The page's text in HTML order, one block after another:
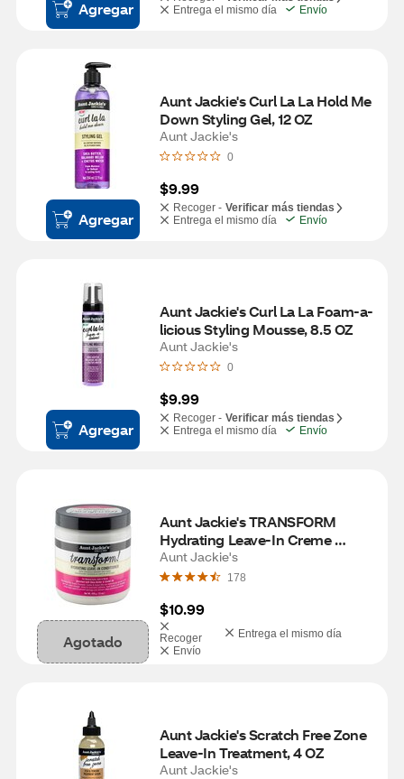
Agregar
Entrega el mismo día
Envío
Agregar
Aunt Jackie's Curl La La Hold Me
Down Styling Gel, 12 OZ
Aunt Jackie's
0
$9.99
Recoger - Verificar más tiendas
Entrega el mismo día
Envío
Agregar
Aunt Jackie's Curl La La Foam-a-
licious Styling Mousse, 8.5 OZ
Aunt Jackie's
0
$9.99
Recoger - Verificar más tiendas
Entrega el mismo día
Envío
Agotado
Aunt Jackie's TRANSFORM
Hydrating Leave-In Creme
Conditioner, 15 OZ
Aunt Jackie's
178
$10.99
Recoger
Entrega el mismo día
Envío
Aunt Jackie's Scratch Free Zone
Leave-In Treatment, 4 OZ
Aunt Jackie's